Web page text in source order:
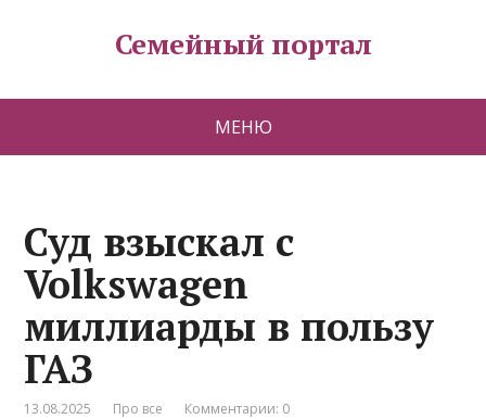
Семейный портал
МЕНЮ
Суд взыскал с
Volkswagen
миллиарды в пользу
ГАЗ
13.08.2025 Про все Комментарии: 0